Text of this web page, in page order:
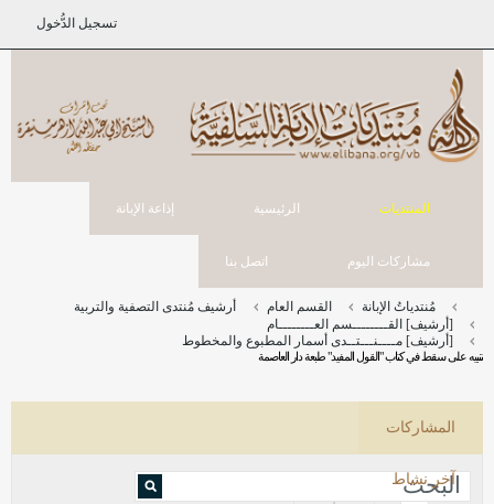
تسجيل الدُّخول
المنتديات الرئيسية إذاعة الإبانة
مشاركات اليوم اتصل بنا
مُنتدياتُ الإبانة القسم العام
أرشيف مُنتدى التصفية والتربية
[أرشيف] القــــــــسم العــــــــام
[أرشيف] مــــنـــتــدى أسمار المطبوع والمخطوط
تنبيه على سقط في كتاب "القول المفيد" طبعة دار العاصمة
المشاركات
آخر نشاط